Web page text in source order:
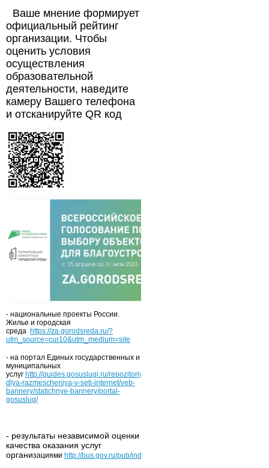
Ваше мнение формирует
официальный рейтинг
организации. Чтобы
оценить условия
осуществления
образовательной
деятельности, наведите
камеру Вашего телефона
и отсканируйте QR код
- национальные проекты России.
Жилье и городская
среда https://za.gorodsreda.ru/?
utm_source=cur10&utm_medium=site
- на портал Единых государственных и
муниципальных
услуг http://guides.gosuslugi.ru/repozitoriy/materialy-
dlya-razmescheniya-v-seti-internet/veb-
bannery/statichnye-bannery/portal-
gosuslug/
- результаты независимой оценки
качества оказания услуг
организациями http://bus.gov.ru/pub/independentRating/list